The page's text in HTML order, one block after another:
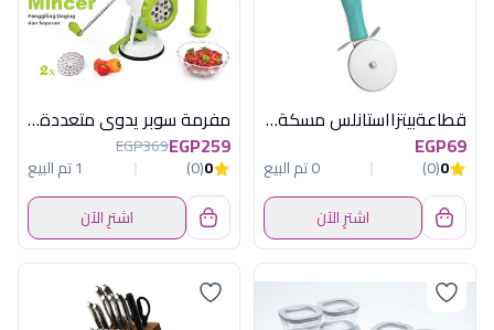
قطاعةبيتزااستانلس مسكةازرق كريستال كانيس
EGP69
0
(0)
0 تم البيع
اشترِ الآن
مفرمة سوبر يدوى متعددةالاستخدام هابى هوم
EGP259
EGP369
0
(0)
1 تم البيع
اشترِ الآن